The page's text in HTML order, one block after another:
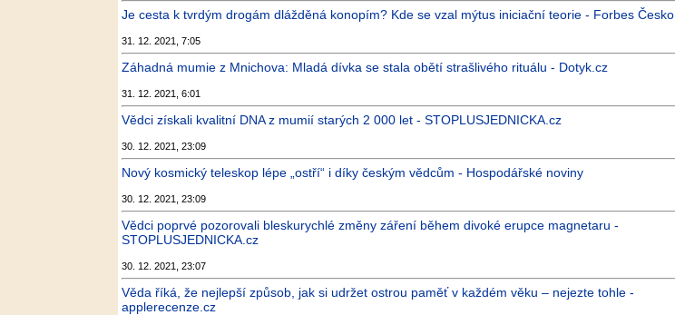
Je cesta k tvrdým drogám dlážděná konopím? Kde se vzal mýtus iniciační teorie - Forbes Česko
31. 12. 2021, 7:05
Záhadná mumie z Mnichova: Mladá dívka se stala obětí strašlivého rituálu - Dotyk.cz
31. 12. 2021, 6:01
Vědci získali kvalitní DNA z mumií starých 2 000 let - STOPLUSJEDNICKA.cz
30. 12. 2021, 23:09
Nový kosmický teleskop lépe „ostří“ i díky českým vědcům - Hospodářské noviny
30. 12. 2021, 23:09
Vědci poprvé pozorovali bleskurychlé změny záření během divoké erupce magnetaru -
STOPLUSJEDNICKA.cz
30. 12. 2021, 23:07
Věda říká, že nejlepší způsob, jak si udržet ostrou paměť v každém věku – nejezte tohle -
applerecenze.cz